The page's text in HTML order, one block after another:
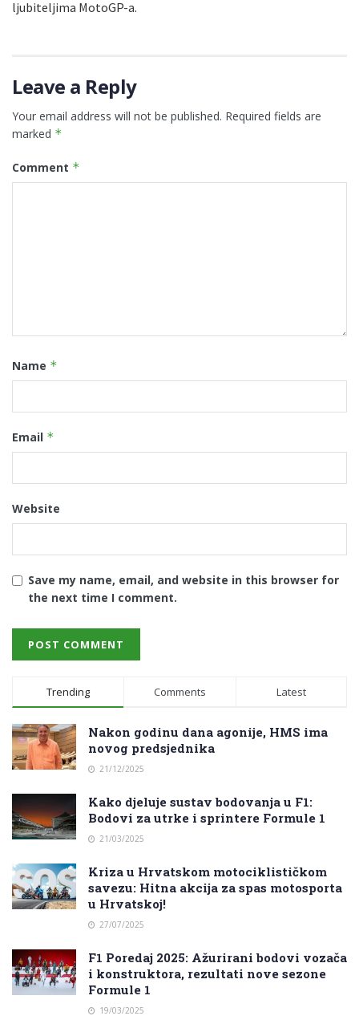
ljubiteljima MotoGP-a.
Leave a Reply
Your email address will not be published. Required fields are
marked *
Comment *
Name *
Email *
Website
Save my name, email, and website in this browser for
the next time I comment.
Trending Comments Latest
Nakon godinu dana agonije, HMS ima
novog predsjednika
21/12/2025
Kako djeluje sustav bodovanja u F1:
Bodovi za utrke i sprintere Formule 1
21/03/2025
Kriza u Hrvatskom motociklističkom
savezu: Hitna akcija za spas motosporta
u Hrvatskoj!
27/07/2025
F1 Poredaj 2025: Ažurirani bodovi vozača
i konstruktora, rezultati nove sezone
Formule 1
19/03/2025